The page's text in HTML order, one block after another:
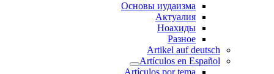
Основы иудаизма
Актуалия
Ноахиды
Разное
Artikel auf deutsch
Artículos en Español
Artículos por tema